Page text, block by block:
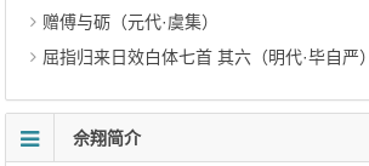
赠傅与砺（元代·虞集）
屈指归来日效白体七首 其六（明代·毕自严）
佘翔简介